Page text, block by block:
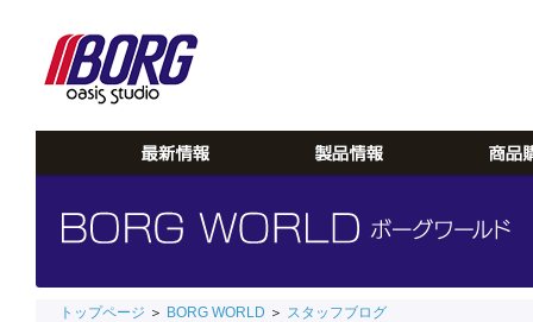
トップページ ＞ BORG WORLD ＞ スタッフブログ